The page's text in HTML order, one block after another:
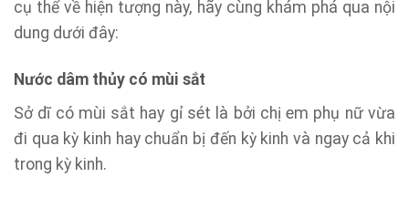
cụ thể về hiện tượng này, hãy cùng khám phá qua nội
dung dưới đây:
Nước dâm thủy có mùi sắt
Sở dĩ có mùi sắt hay gỉ sét là bởi chị em phụ nữ vừa
đi qua kỳ kinh hay chuẩn bị đến kỳ kinh và ngay cả khi
trong kỳ kinh.